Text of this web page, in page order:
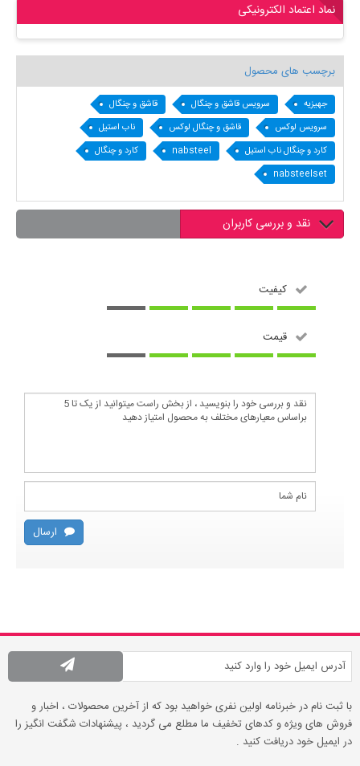
نماد اعتماد الکترونیکی
برچسب های محصول
جهیزیه سرویس قاشق و چنگال
قاشق و چنگال
سرویس لوکس
قاشق و چنگال لوکس
ناب استیل
کارد و چنگال ناب استیل
nabsteel
کارد و چنگال
nabsteelset
نقد و بررسی کاربران
کیفیت
قیمت
ارسال
با ثبت نام در خبرنامه اولین نفری خواهید بود که از آخرین محصولات ، اخبار و
فروش های ویژه و کدهای تخفیف ما مطلع می گردید ، پیشنهادات شگفت انگیز را
در ایمیل خود دریافت کنید .